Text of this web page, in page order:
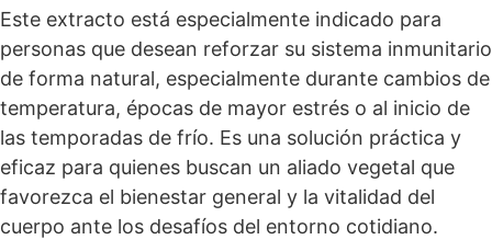
Este extracto está especialmente indicado para
personas que desean reforzar su sistema inmunitario
de forma natural, especialmente durante cambios de
temperatura, épocas de mayor estrés o al inicio de
las temporadas de frío. Es una solución práctica y
eficaz para quienes buscan un aliado vegetal que
favorezca el bienestar general y la vitalidad del
cuerpo ante los desafíos del entorno cotidiano.